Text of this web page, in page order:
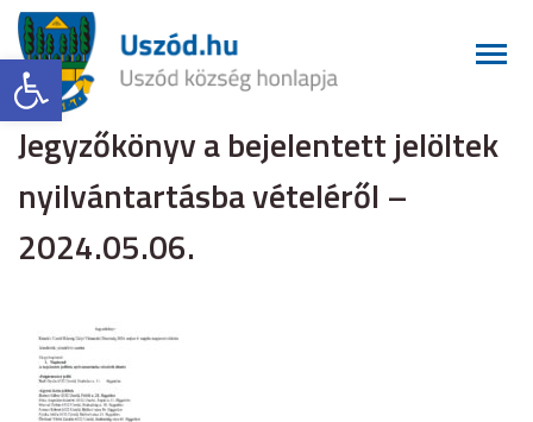
Eszköztár megnyitása
Jegyzőkönyv a bejelentett jelöltek
nyilvántartásba vételéről –
2024.05.06.